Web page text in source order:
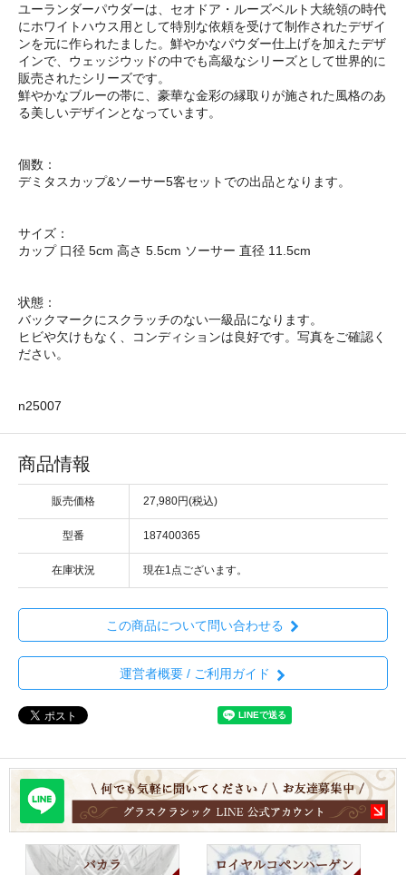
ユーランダーパウダーは、セオドア・ルーズベルト大統領の時代
にホワイトハウス用として特別な依頼を受けて制作されたデザイ
ンを元に作られたました。鮮やかなパウダー仕上げを加えたデザ
インで、ウェッジウッドの中でも高級なシリーズとして世界的に
販売されたシリーズです。
鮮やかなブルーの帯に、豪華な金彩の縁取りが施された風格のあ
る美しいデザインとなっています。
個数：
デミタスカップ&ソーサー5客セットでの出品となります。
サイズ：
カップ 口径 5cm 高さ 5.5cm ソーサー 直径 11.5cm
状態：
バックマークにスクラッチのない一級品になります。
ヒビや欠けもなく、コンディションは良好です。写真をご確認く
ださい。
n25007
商品情報
販売価格 27,980円(税込)
型番 187400365
在庫状況 現在1点ございます。
この商品について問い合わせる
運営者概要 / ご利用ガイド
バカラ ロイヤルコペンハーゲン